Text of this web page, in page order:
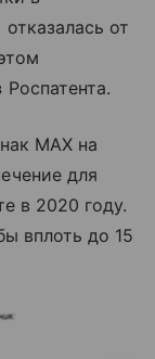
от
MAX на
для
в 2020 году.
вплоть до 15